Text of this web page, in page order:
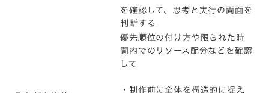
を確認して、思考と実行の両面を
判断する
優先順位の付け方や限られた時
間内でのリソース配分などを確認
して
・制作前に全体を構造的に捉え